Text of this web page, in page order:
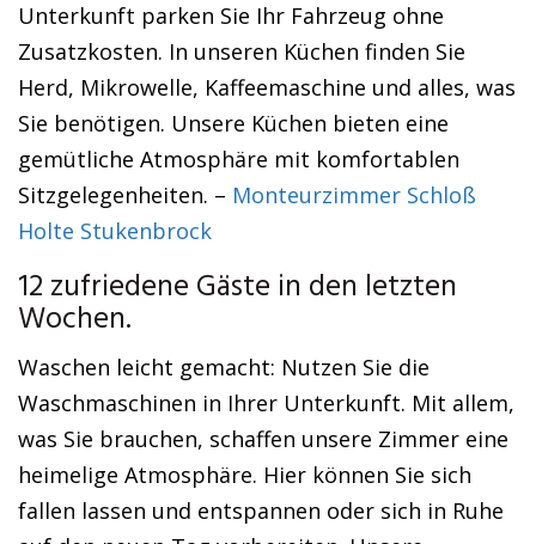
Unterkunft parken Sie Ihr Fahrzeug ohne
Zusatzkosten. In unseren Küchen finden Sie
Herd, Mikrowelle, Kaffeemaschine und alles, was
Sie benötigen. Unsere Küchen bieten eine
gemütliche Atmosphäre mit komfortablen
Sitzgelegenheiten. – Monteurzimmer Schloß
Holte Stukenbrock
12 zufriedene Gäste in den letzten
Wochen.
Waschen leicht gemacht: Nutzen Sie die
Waschmaschinen in Ihrer Unterkunft. Mit allem,
was Sie brauchen, schaffen unsere Zimmer eine
heimelige Atmosphäre. Hier können Sie sich
fallen lassen und entspannen oder sich in Ruhe